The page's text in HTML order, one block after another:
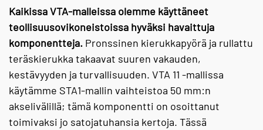
Kaikissa VTA-malleissa olemme käyttäneet
teollisuusovikoneistoissa hyväksi havaittuja
komponentteja. Pronssinen kierukkapyörä ja rullattu
teräskierukka takaavat suuren vakauden,
kestävyyden ja turvallisuuden. VTA 11 -mallissa
käytämme STA1-mallin vaihteistoa 50 mm:n
akselivälillä; tämä komponentti on osoittanut
toimivaksi jo satojatuhansia kertoja. Tässä